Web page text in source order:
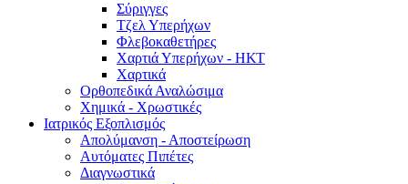
Σύριγγες
Τζελ Υπερήχων
Φλεβοκαθετήρες
Χαρτιά Υπερήχων - ΗΚΤ
Χαρτικά
Ορθοπεδικά Αναλώσιμα
Χημικά - Χρωστικές
Ιατρικός Εξοπλισμός
Απολύμανση - Αποστείρωση
Αυτόματες Πιπέτες
Διαγνωστικά